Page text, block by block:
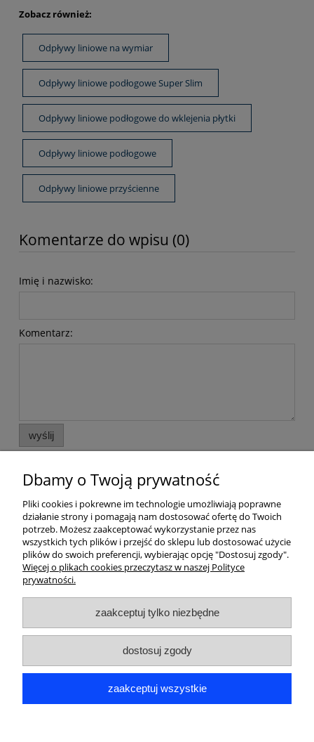
Zobacz również:
Odpływy liniowe na wymiar
Odpływy liniowe podłogowe Super Slim
Odpływy liniowe podłogowe do wklejenia płytki
Odpływy liniowe podłogowe
Odpływy liniowe przyścienne
Komentarze do wpisu (0)
Imię i nazwisko:
Komentarz:
wyślij
O NAS
PŁATNOŚCI I DOSTAWA
TWOJE KONTO
INFORMACJE DODATKOWE
Dbamy o Twoją prywatność
Pliki cookies i pokrewne im technologie umożliwiają poprawne
działanie strony i pomagają nam dostosować ofertę do Twoich
potrzeb. Możesz zaakceptować wykorzystanie przez nas
wszystkich tych plików i przejść do sklepu lub dostosować użycie
plików do swoich preferencji, wybierając opcję "Dostosuj zgody".
Więcej o plikach cookies przeczytasz w naszej Polityce
prywatności.
zaakceptuj tylko niezbędne
dostosuj zgody
zaakceptuj wszystkie